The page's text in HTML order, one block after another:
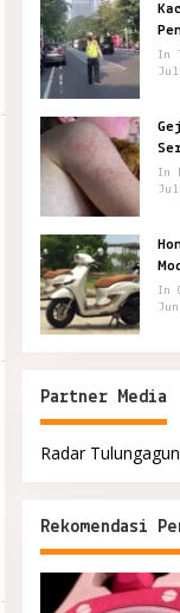
In
In
In
Partner Media
Radar
Rekomendasi